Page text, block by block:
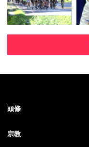
頭條
宗教